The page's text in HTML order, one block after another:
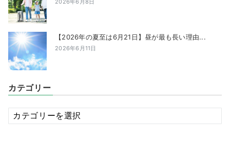
2026年6月8日
【2026年の夏至は6月21日】昼が最も長い理由...
2026年6月11日
カテゴリー
カ
テ